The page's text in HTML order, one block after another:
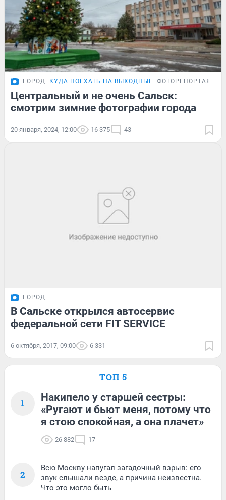
ГОРОД КУДА ПОЕХАТЬ НА ВЫХОДНЫЕ ФОТОРЕПОРТАЖ
Центральный и не очень Сальск:
смотрим зимние фотографии города
20 января, 2024, 12:00 16 375 43
ГОРОД
В Сальске открылся автосервис
федеральной сети FIT SERVICE
6 октября, 2017, 09:00 6 331
ТОП 5
1
Накипело у старшей сестры:
«Ругают и бьют меня, потому что
я стою спокойная, а она плачет»
26 882 17
2
Всю Москву напугал загадочный взрыв: его
звук слышали везде, а причина неизвестна.
Что это могло быть